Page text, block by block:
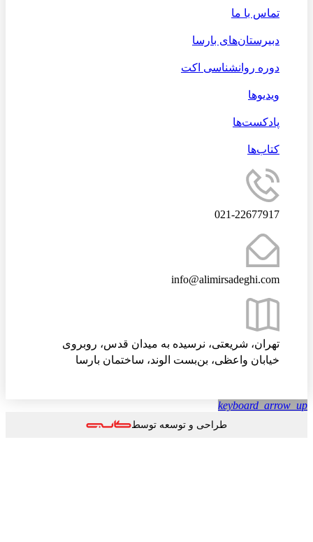
تماس با ما
دبیرستان‌های بارسا
دوره روانشناسی اکت
ویدیوها
پادکست‌ها
کتاب‌ها
021-22677917
info@alimirsadeghi.com
تهران، شریعتی، نرسیده به میدان قدس، روبروی
خیابان واعظی، بن‌بست الوند، ساختمان بارسا
طراحی و توسعه توسط